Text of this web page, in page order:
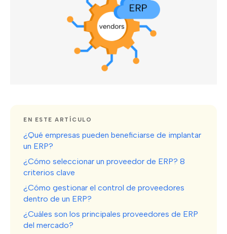
EN ESTE ARTÍCULO
¿Qué empresas pueden beneficiarse de implantar
un ERP?
¿Cómo seleccionar un proveedor de ERP? 8
criterios clave
¿Cómo gestionar el control de proveedores
dentro de un ERP?
¿Cuáles son los principales proveedores de ERP
del mercado?